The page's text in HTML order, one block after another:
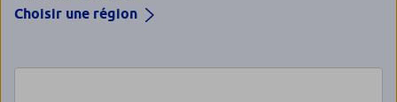
Choisir une région